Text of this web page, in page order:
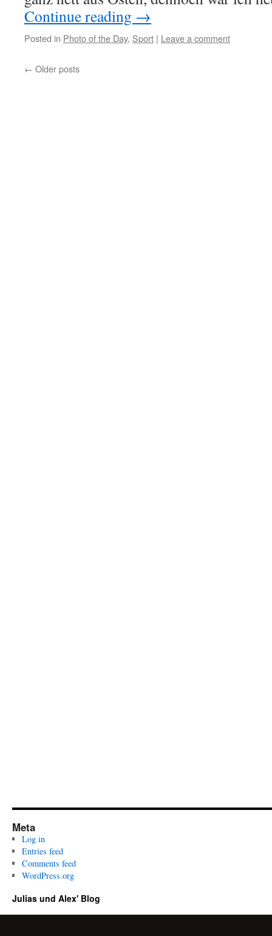
Continue reading →
Posted in Photo of the Day, Sport | Leave a comment
← Older posts
Meta
Log in
Entries feed
Comments feed
WordPress.org
Julias und Alex' Blog